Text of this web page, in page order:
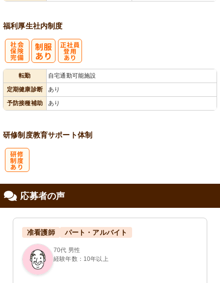
福利厚生社内制度
転勤
自宅通勤可能施設
定期健康診断
あり
予防接種補助
あり
研修制度教育サポート体制
応募者の声
准看護師 パート・アルバイト
70代 男性
経験年数：10年以上